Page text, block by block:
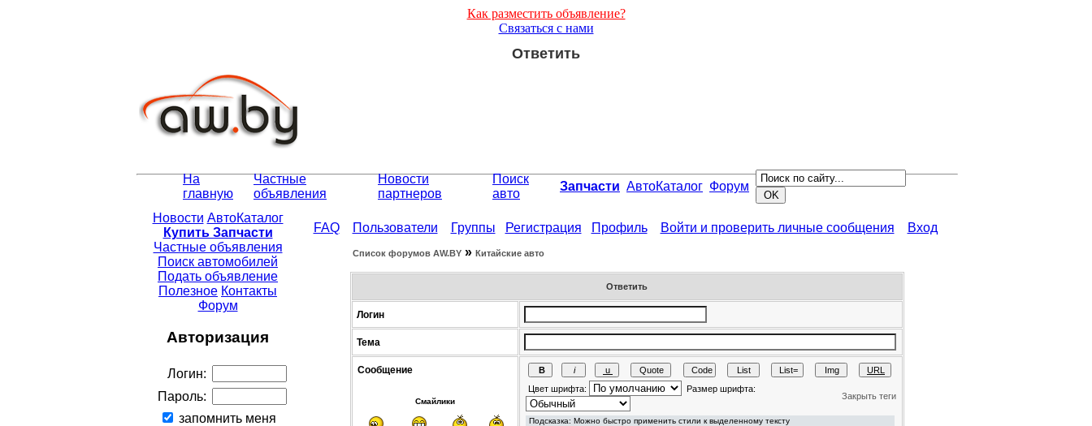
Как разместить объявление?
Связаться с нами
Ответить
На
главную
Частные
объявления
Новости
партнеров
Поиск
авто
Запчасти АвтоКаталог Форум
Новости АвтоКаталог
Купить Запчасти
Частные объявления
Поиск автомобилей
Подать объявление
Полезное Контакты
Форум
Авторизация
Логин:
Пароль:
запомнить меня
FAQ Пользователи Группы Регистрация Профиль Войти и проверить личные сообщения Вход
Список форумов АW.BY» Китайские авто
Ответить
Логин
Тема
Сообщение
Смайлики
Цвет шрифта: Размер шрифта:
Закрыть теги